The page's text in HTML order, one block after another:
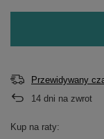
Przewidywany
14 dni na zwrot
Kup na raty: